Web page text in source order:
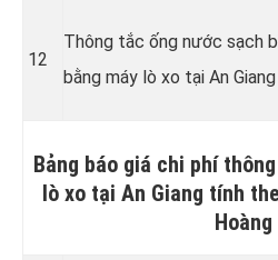
12
Thông tắc ống nước sạch
bằng máy lò xo tại An Giang
Bảng báo giá chi phí
lò xo tại An Giang tính
Hoàng